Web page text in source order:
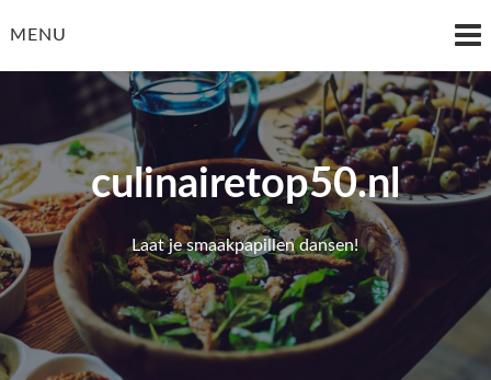
toMENU
culinairetop50.nl
Laat je smaakpapillen dansen!